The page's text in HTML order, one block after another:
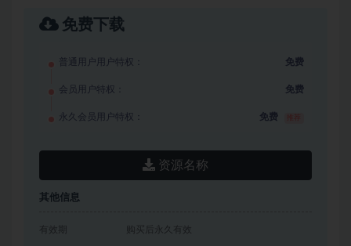
免费下载
普通用户用户特权： 免费
会员用户特权： 免费
永久会员用户特权： 免费
资源名称
其他信息
有效期 购买后永久有效